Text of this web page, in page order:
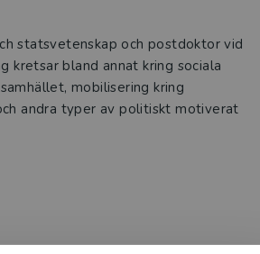
statsvetenskap och postdoktor vid
kretsar bland annat kring sociala
mobilisering kring
andra typer av politiskt motiverat